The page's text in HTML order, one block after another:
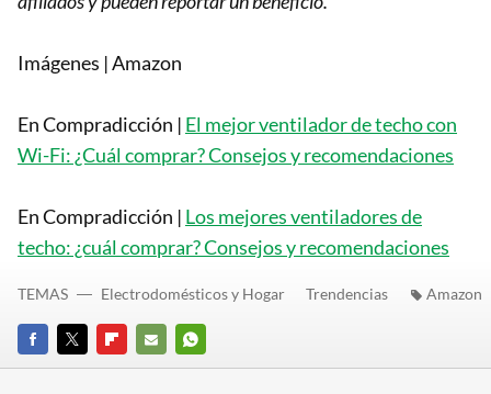
Imágenes | Amazon
En Compradicción | El mejor ventilador de techo con
Wi-Fi: ¿Cuál comprar? Consejos y recomendaciones
En Compradicción | Los mejores ventiladores de
techo: ¿cuál comprar? Consejos y recomendaciones
FACEBOOK
TWITTERFLIPBOARD
E-
WHATSAPP
TEMAS Electrodomésticos y Hogar Trendencias Amazon